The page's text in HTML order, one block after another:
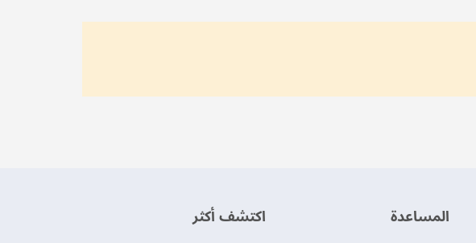
‫المساعدة‬ اكتشف أكثر